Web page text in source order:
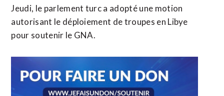
Jeudi, le parlement turc a adopté une motion
autorisant le déploiement de troupes en Libye
pour soutenir le GNA.